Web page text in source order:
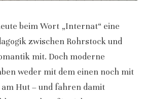
beim Wort „Internat“ eine
zwischen Rohrstock und
mit. Doch moderne
weder mit dem einen noch mit
Hut – und fahren damit